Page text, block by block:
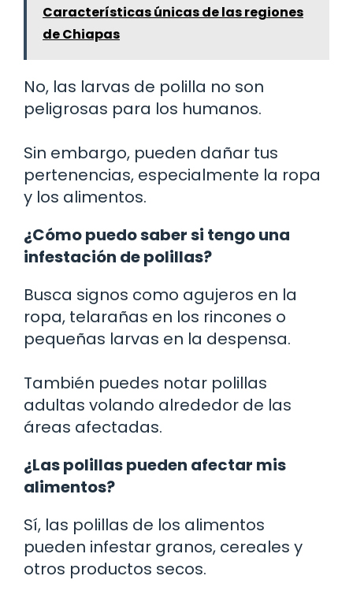
Características únicas de las regiones
de Chiapas
No, las larvas de polilla no son
peligrosas para los humanos.
Sin embargo, pueden dañar tus
pertenencias, especialmente la ropa
y los alimentos.
¿Cómo puedo saber si tengo una
infestación de polillas?
Busca signos como agujeros en la
ropa, telarañas en los rincones o
pequeñas larvas en la despensa.
También puedes notar polillas
adultas volando alrededor de las
áreas afectadas.
¿Las polillas pueden afectar mis
alimentos?
Sí, las polillas de los alimentos
pueden infestar granos, cereales y
otros productos secos.